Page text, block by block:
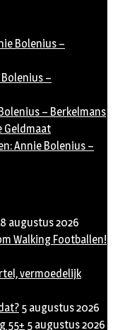
Bolenius –
–
– Berkelmans
Geldmaat
Annie Bolenius –
8 augustus 2026
Walking Footballen!
vermoedelijk
5 augustus 2026
55+ 5 augustus 2026